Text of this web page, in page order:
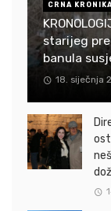
CRNA
starijeg
banula
18. siječnja